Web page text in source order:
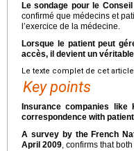
Le sondage pour le
confirmé que médecins et
l’exercice de la médecine.
Lorsque le patient peut
accès, il devient un
Le texte complet de cet
Key points
Insurance companies
correspondence with
A survey by the French
April 2009, confirms that